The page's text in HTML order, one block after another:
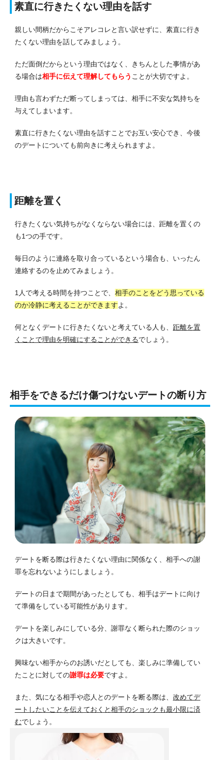
素直に行きたくない理由を話す
親しい間柄だからこそアレコレと言い訳せずに、素直に行き
たくない理由を話してみましょう。
ただ面倒だからという理由ではなく、きちんとした事情があ
る場合は相手に伝えて理解してもらう ことが大切ですよ。
理由も言わずただ断ってしまっては、相手に不安な気持ちを
与えてしまいます。
素直に行きたくない理由を話すことでお互い安心でき、今後
のデートについても前向きに考えられますよ。
距離を置く
行きたくない気持ちがなくならない場合には、距離を置くの
も1つの手です。
毎日のように連絡を取り合っているという場合も、いったん
連絡するのを止めてみましょう。
1人で考える時間を持つことで、 相手のことをどう思っている
のか冷静に考えることができますよ。
何となくデートに行きたくないと考えている人も、 距離を置
くことで理由を明確にすることができるでしょう。
相手をできるだけ傷つけないデートの断り方
デートを断る際は行きたくない理由に関係なく、相手への謝
罪を忘れないようにしましょう。
デートの日まで期間があったとしても、相手はデートに向け
て準備をしている可能性があります。
デートを楽しみにしている分、謝罪なく断られた際のショッ
クは大きいです。
興味ない相手からのお誘いだとしても、楽しみに準備してい
たことに対しての謝罪は必要ですよ。
また、気になる相手や恋人とのデートを断る際は、 改めてデ
ートしたいことを伝えておくと相手のショックも最小限に済
むでしょう。